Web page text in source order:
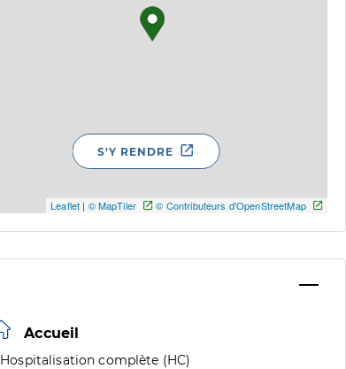
Leaflet | © MapTiler © Contributeurs d'OpenStreetMap
S'Y RENDRE
Accueil
Hospitalisation complète (HC)